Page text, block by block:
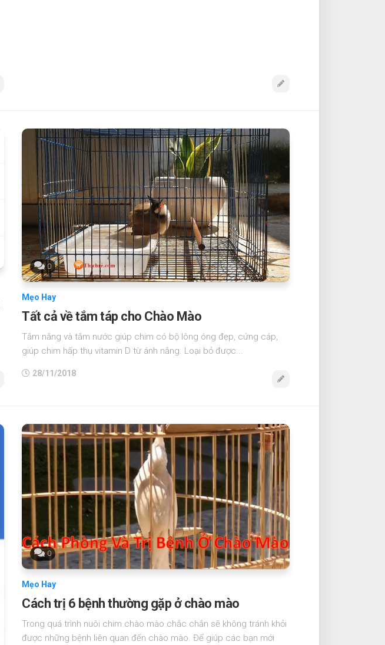
0
Mẹo Hay
Tất cả về tắm táp cho Chào Mào
Tắm nắng và tắm nước giúp chim có bộ lông óng đẹp, cứng cáp,
giúp chim hấp thụ vitamin D từ ánh nắng. Loại bỏ được...
28/11/2018
0
Mẹo Hay
Cách trị 6 bệnh thường gặp ở chào mào
Trong quá trình nuôi chim chào mào chắc chắn sẽ không tránh khỏi
được những bệnh liên quan đến chào mào. Để giúp các bạn mới